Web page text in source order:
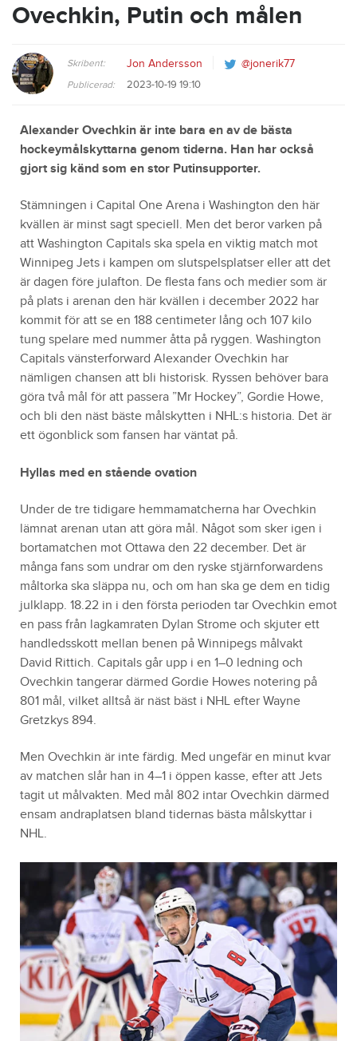
Ovechkin, Putin och målen
Skribent: Jon Andersson @jonerik77
Publicerad: 2023-10-19 19:10
Alexander Ovechkin är inte bara en av de bästa
hockeymålskyttarna genom tiderna. Han har också
gjort sig känd som en stor Putinsupporter.
Stämningen i Capital One Arena i Washington den här
kvällen är minst sagt speciell. Men det beror varken på
att Washington Capitals ska spela en viktig match mot
Winnipeg Jets i kampen om slutspelsplatser eller att det
är dagen före julafton. De flesta fans och medier som är
på plats i arenan den här kvällen i december 2022 har
kommit för att se en 188 centimeter lång och 107 kilo
tung spelare med nummer åtta på ryggen. Washington
Capitals vänsterforward Alexander Ovechkin har
nämligen chansen att bli historisk. Ryssen behöver bara
göra två mål för att passera ”Mr Hockey”, Gordie Howe,
och bli den näst bäste målskytten i NHL:s historia. Det är
ett ögonblick som fansen har väntat på.
Hyllas med en stående ovation
Under de tre tidigare hemmamatcherna har Ovechkin
lämnat arenan utan att göra mål. Något som sker igen i
bortamatchen mot Ottawa den 22 december. Det är
många fans som undrar om den ryske stjärnforwardens
måltorka ska släppa nu, och om han ska ge dem en tidig
julklapp. 18.22 in i den första perioden tar Ovechkin emot
en pass från lagkamraten Dylan Strome och skjuter ett
handledsskott mellan benen på Winnipegs målvakt
David Rittich. Capitals går upp i en 1–0 ledning och
Ovechkin tangerar därmed Gordie Howes notering på
801 mål, vilket alltså är näst bäst i NHL efter Wayne
Gretzkys 894.
Men Ovechkin är inte färdig. Med ungefär en minut kvar
av matchen slår han in 4–1 i öppen kasse, efter att Jets
tagit ut målvakten. Med mål 802 intar Ovechkin därmed
ensam andraplatsen bland tidernas bästa målskyttar i
NHL.